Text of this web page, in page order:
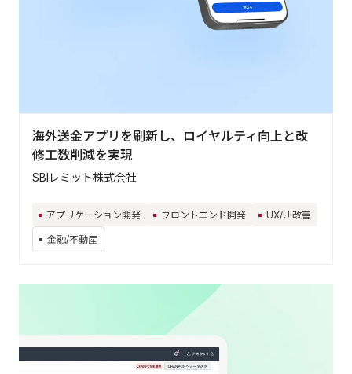
お気軽にお問い合わせください
海外送金アプリを刷新し、ロイヤルティ向上と改
修工数削減を実現
SBIレミット株式会社
アプリケーション開発 フロントエンド開発 UX/UI改善
金融/不動産